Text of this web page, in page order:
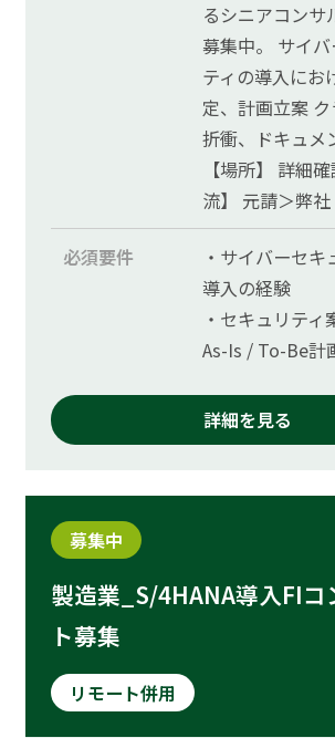
るシニアコンサ
募集中。 サイ
ティの導入にお
定、計画立案
折衝、ドキュメ
【場所】 詳細
流】 元請＞弊社
必須要件
・サイバーセキ
導入の経験
・セキュリティ
As-Is / To-Be計
詳細を見る
募集中
製造業_S/4HANA導入FIコ
ト募集
リモート併用